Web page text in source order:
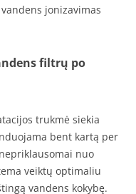
jonizavimas
filtrų po
trukmė siekia
bent kartą per
nuo
veiktų optimaliu
vandens kokybę.